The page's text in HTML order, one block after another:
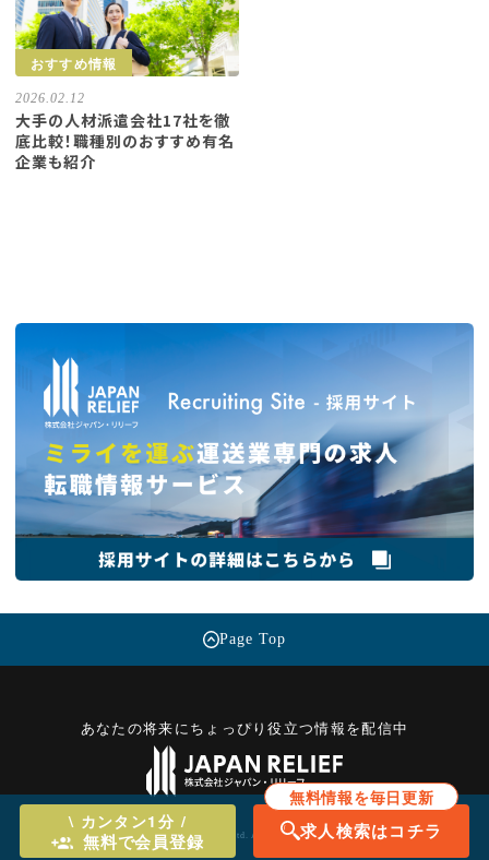
おすすめ情報
2026.02.12
大手の人材派遣会社17社を徹
底比較！職種別のおすすめ有名
企業も紹介
\ カンタン1分 /
無料で会員登録
無料情報を毎日更新
求人検索はコチラ
Page Top
あなたの将来にちょっぴり役立つ情報を配信中
©Japan Relief Co.,Ltd. All Rights Reserved.